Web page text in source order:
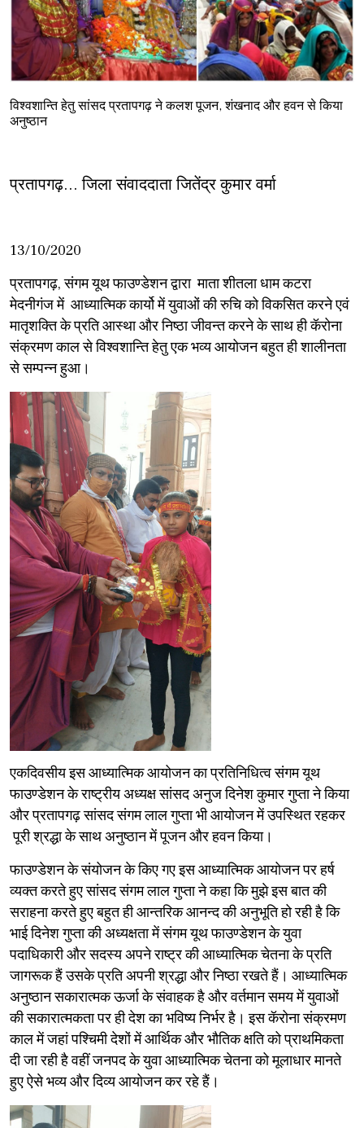
विश्वशान्ति हेतु सांसद प्रतापगढ़ ने कलश पूजन, शंखनाद और हवन से किया
अनुष्ठान
प्रतापगढ़... जिला संवाददाता जितेंद्र कुमार वर्मा
13/10/2020
प्रतापगढ़, संगम यूथ फाउण्डेशन द्वारा माता शीतला धाम कटरा
मेदनीगंज में आध्यात्मिक कार्यो में युवाओं की रुचि को विकसित करने एवं
मातृशक्ति के प्रति आस्था और निष्ठा जीवन्त करने के साथ ही कॅरोना
संक्रमण काल से विश्वशान्ति हेतु एक भव्य आयोजन बहुत ही शालीनता
से सम्पन्न हुआ।
एकदिवसीय इस आध्यात्मिक आयोजन का प्रतिनिधित्व संगम यूथ
फाउण्डेशन के राष्ट्रीय अध्यक्ष सांसद अनुज दिनेश कुमार गुप्ता ने किया
और प्रतापगढ़ सांसद संगम लाल गुप्ता भी आयोजन में उपस्थित रहकर
पूरी श्रद्धा के साथ अनुष्ठान में पूजन और हवन किया।
फाउण्डेशन के संयोजन के किए गए इस आध्यात्मिक आयोजन पर हर्ष
व्यक्त करते हुए सांसद संगम लाल गुप्ता ने कहा कि मुझे इस बात की
सराहना करते हुए बहुत ही आन्तरिक आनन्द की अनुभूति हो रही है कि
भाई दिनेश गुप्ता की अध्यक्षता में संगम यूथ फाउण्डेशन के युवा
पदाधिकारी और सदस्य अपने राष्ट्र की आध्यात्मिक चेतना के प्रति
जागरूक हैं उसके प्रति अपनी श्रद्धा और निष्ठा रखते हैं। आध्यात्मिक
अनुष्ठान सकारात्मक ऊर्जा के संवाहक है और वर्तमान समय में युवाओं
की सकारात्मकता पर ही देश का भविष्य निर्भर है। इस कॅरोना संक्रमण
काल में जहां पश्चिमी देशों में आर्थिक और भौतिक क्षति को प्राथमिकता
दी जा रही है वहीं जनपद के युवा आध्यात्मिक चेतना को मूलाधार मानते
हुए ऐसे भव्य और दिव्य आयोजन कर रहे हैं।